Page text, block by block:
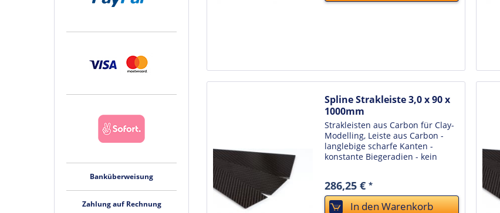
Banküberweisung
Zahlung auf Rechnung
Spline Strakleiste 3,0 x 90 x
1000mm
Strakleisten aus Carbon für Clay-
Modelling, Leiste aus Carbon -
langlebige scharfe Kanten -
konstante Biegeradien - kein
verändernder Luftfeuchtigkeit -
unkaputtbar - einfache Reinigung
durch...
286,25 €*
In denWarenkorb